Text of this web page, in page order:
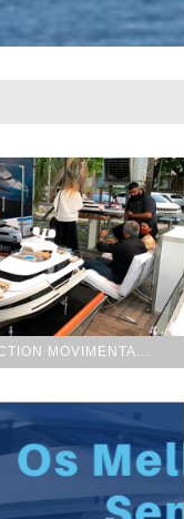
MOVIMENTA...